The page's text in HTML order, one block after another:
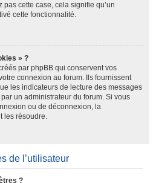
cette case, cela signifie qu’un
cette fonctionnalité.
» ?
par phpBB qui conservent vos
connexion au forum. Ils fournissent
les indicateurs de lecture des messages
un administrateur du forum. Si vous
ou de déconnexion, la
les résoudre.
de l’utilisateur
?